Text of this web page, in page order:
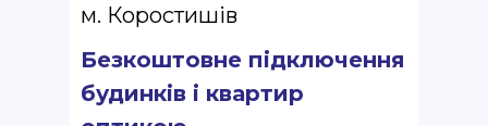
м. Коростишів
Безкоштовне підключення
будинків і квартир